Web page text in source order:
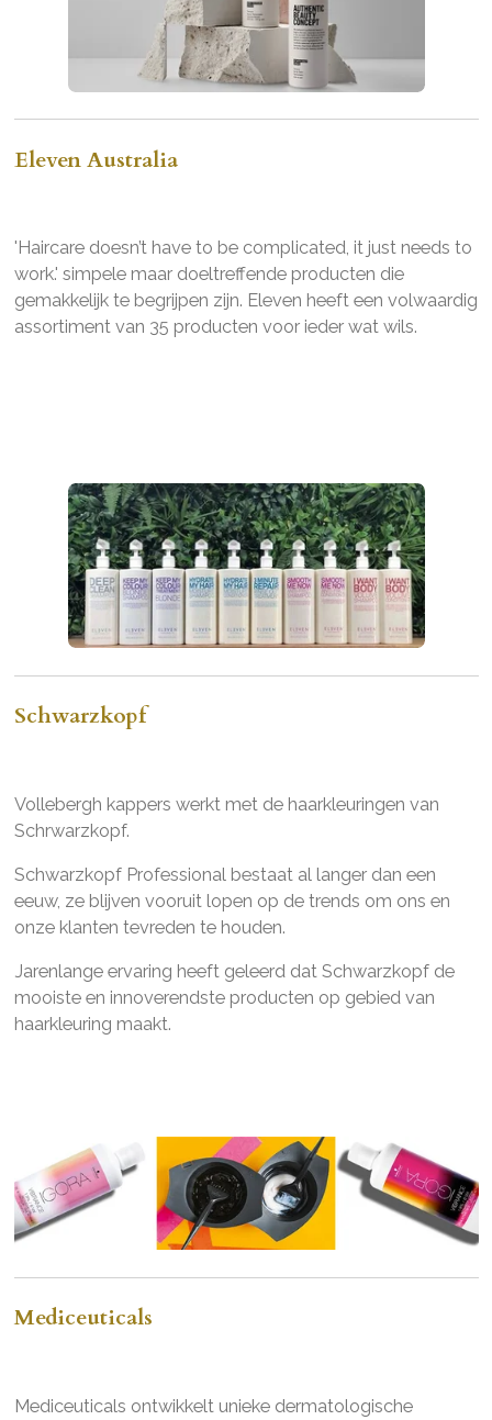
Eleven Australia
'Haircare doesn’t have to be complicated, it just needs to
work.' simpele maar doeltreffende producten die
gemakkelijk te begrijpen zijn. Eleven heeft een volwaardig
assortiment van 35 producten voor ieder wat wils.
Schwarzkopf
Vollebergh kappers werkt met de haarkleuringen van
Schrwarzkopf.
Schwarzkopf Professional bestaat al langer dan een
eeuw, ze blijven vooruit lopen op de trends om ons en
onze klanten tevreden te houden.
Jarenlange ervaring heeft geleerd dat Schwarzkopf de
mooiste en innoverendste producten op gebied van
haarkleuring maakt.
Mediceuticals
Mediceuticals ontwikkelt unieke dermatologische